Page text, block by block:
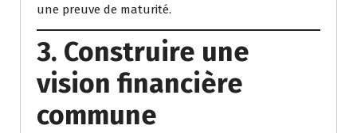
une preuve de maturité.
3. Construire une
vision financière
commune